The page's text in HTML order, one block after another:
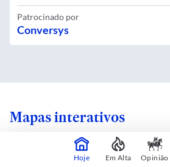
Patrocinado por
Conversys
Mapas interativos
Hoje Em Alta Opinião